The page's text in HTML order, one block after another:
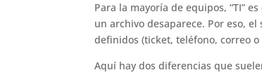
Para la mayoría de equipos, “TI”
un archivo desaparece. Por eso,
definidos (ticket, teléfono, correo
Aquí hay dos diferencias que